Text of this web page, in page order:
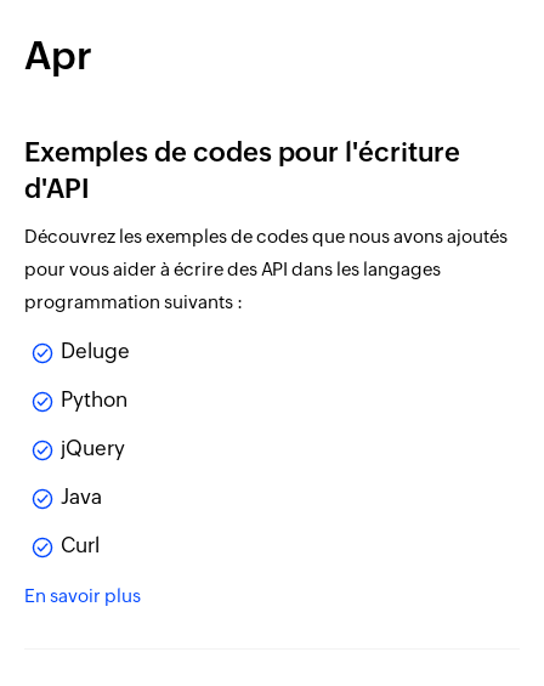
Apr
Exemples de codes pour l'écriture
d'API
Découvrez les exemples de codes que nous avons ajoutés
pour vous aider à écrire des API dans les langages
programmation suivants :
Deluge
Python
jQuery
Java
Curl
En savoir plus